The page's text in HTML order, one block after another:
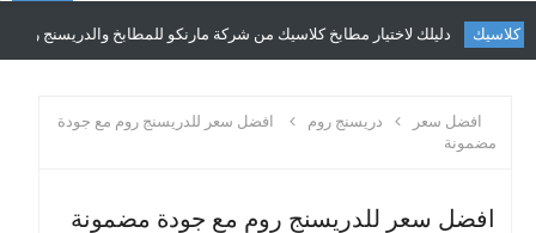
دليلك لاختيار مطابخ كلاسيك من شركة مارنكو للمطابخ والدريسنج روم مطابخ
افضل سعر دريسنج روم
افضل سعر للدريسنج روم مع جودة
مضمونة
افضل سعر للدريسنج روم مع جودة مضمونة